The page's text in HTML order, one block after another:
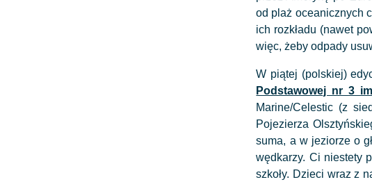
od plaż oceanicznych
ich rozkładu (nawet
więc, żeby odpady
W piątej (polskiej)
Podstawowej nr 3
Marine/Celestic (z
Pojezierza
suma, a w jeziorze o
wędkarzy. Ci niestety
szkoły. Dzieci wraz z